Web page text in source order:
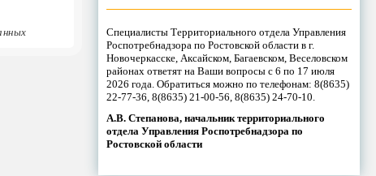
Специалисты Территориального отдела Управления
Роспотребнадзора по Ростовской области в г.
Новочеркасске, Аксайском, Багаевском, Веселовском
районах ответят на Ваши вопросы с 6 по 17 июля
2026 года. Обратиться можно по телефонам: 8(8635)
22-77-36, 8(8635) 21-00-56, 8(8635) 24-70-10.
А.В. Степанова, начальник территориального
отдела Управления Роспотребнадзора по
Ростовской области